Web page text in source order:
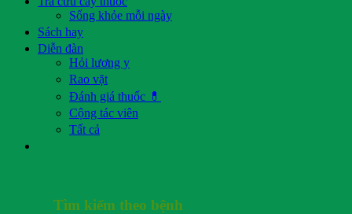
Sống khỏe mỗi ngày
Sách hay
Diễn đàn
Hỏi lương y
Rao vặt
Đánh giá thuốc 💊
Cộng tác viên
Tất cả
Tìm kiếm theo bệnh